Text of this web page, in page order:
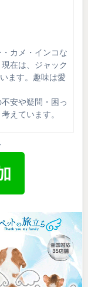
カメ・インコな
在は、ジャック
ます。趣味は愛
安や疑問・困っ
えています。